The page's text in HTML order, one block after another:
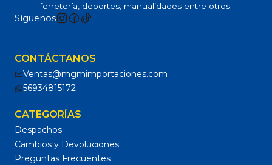
ferretería, deportes, manualidades entre otros.
Síguenos
CONTÁCTANOS
Ventas@mgmimportaciones.com
56934815172
CATEGORÍAS
Despachos
Cambios y Devoluciones
Preguntas Frecuentes